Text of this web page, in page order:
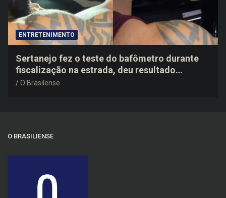
ENTRETENIMENTO
Sertanejo fez o teste do bafômetro durante
fiscalização na estrada, deu resultado
negativo e elogiou o trabalho dos agentes de
O Brasilense
O BRASILIENSE